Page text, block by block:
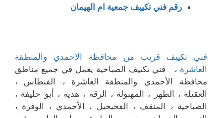
رقم فني تكييف جمعية ام الهيمان
فني تكييف قريب من محافظة الاحمدي والمنطقة
العاشرة ، فني تكييف الصباحية يعمل في جميع مناطق
محافظة الأحمدي والمنطقة العاشرة ، الفنطاس ،
العقيلة ، الظهر ، المهبولة ، الرقة ، هدية ، أبو حليفة ،
الصباحية ، المنقف ، الفحيحيل ، الأحمدي ، الوفرة ،